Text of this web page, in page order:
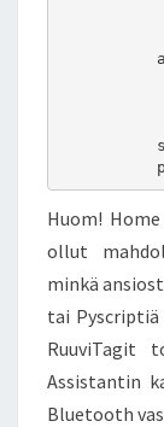
Huom!
ollut
minkä
tai
RuuviTagit
Assistantin
Bluetooth